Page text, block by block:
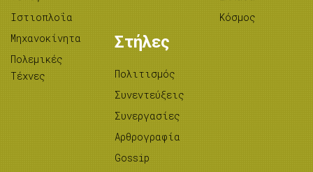
Ιστιοπλοΐα
Μηχανοκίνητα
Πολεμικές
Τέχνες
Κόσμος
Στήλες
Πολιτισμός
Συνεντεύξεις
Συνεργασίες
Αρθρογραφία
Gossip